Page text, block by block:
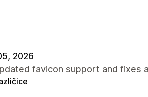
2026
favicon support and fixes